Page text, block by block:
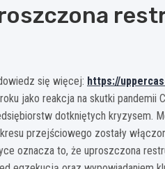
się więcej: https://
jako reakcja na skutki pandemii
dotkniętych kryzysem.
przejściowego zostały
oznacza to, że uproszczona